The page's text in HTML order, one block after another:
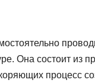
Она состоит
процесс